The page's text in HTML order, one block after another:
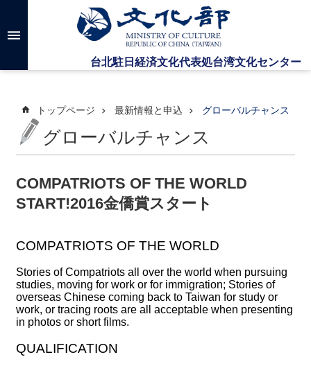
メインのコンテンツブロックにジャンプします
高
検
台
文
化
セ
ー
つ
い
て
最
新
トップページ 最新情報と申込 グローバルチャンス
グローバルチャンス
COMPATRIOTS OF THE WORLD
START!2016金僑賞スタート
COMPATRIOTS OF THE WORLD
Stories of Compatriots all over the world when pursuing
studies, moving for work or for immigration; Stories of
overseas Chinese coming back to Taiwan for study or
work, or tracing roots are all acceptable when presenting
in photos or short films.
QUALIFICATION